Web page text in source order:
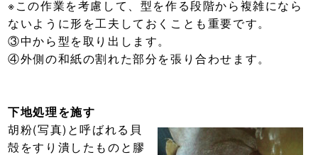
※この作業を考慮して、型を作る段階から複雑になら
ないように形を工夫しておくことも重要です。
③中から型を取り出します。
④外側の和紙の割れた部分を張り合わせます。
下地処理を施す
胡粉(写真)と呼ばれる貝
殻をすり潰したものと膠